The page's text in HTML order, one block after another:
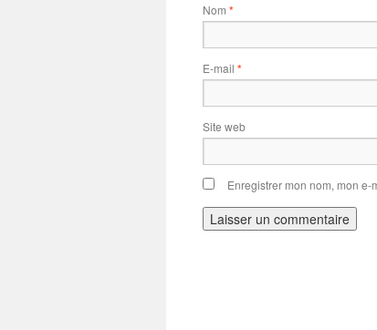
Nom *
E-mail *
Site web
Enregistrer mon nom, mon